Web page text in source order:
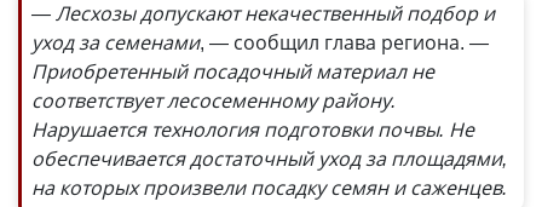
— Лесхозы допускают некачественный подбор и
уход за семенами, — сообщил глава региона. —
Приобретенный посадочный материал не
соответствует лесосеменному району.
Нарушается технология подготовки почвы. Не
обеспечивается достаточный уход за площадями,
на которых произвели посадку семян и саженцев.